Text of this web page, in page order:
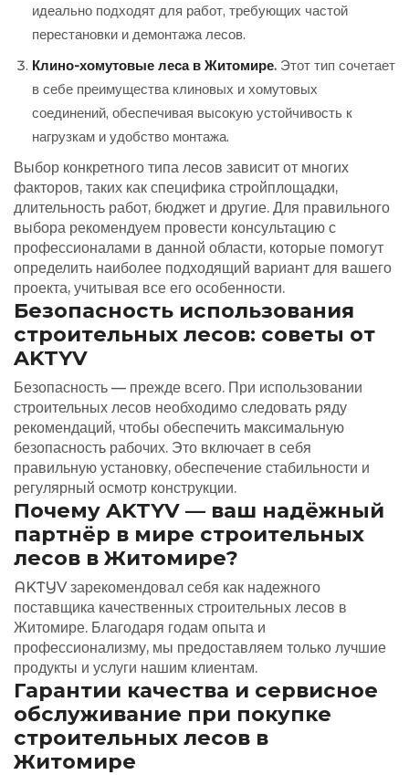
идеально подходят для работ, требующих частой
перестановки и демонтажа лесов.
Клино-хомутовые леса в Житомире. Этот тип сочетает
в себе преимущества клиновых и хомутовых
соединений, обеспечивая высокую устойчивость к
нагрузкам и удобство монтажа.
Выбор конкретного типа лесов зависит от многих
факторов, таких как специфика стройплощадки,
длительность работ, бюджет и другие. Для правильного
выбора рекомендуем провести консультацию с
профессионалами в данной области, которые помогут
определить наиболее подходящий вариант для вашего
проекта, учитывая все его особенности.
Безопасность использования
строительных лесов: советы от
AKTYV
Безопасность — прежде всего. При использовании
строительных лесов необходимо следовать ряду
рекомендаций, чтобы обеспечить максимальную
безопасность рабочих. Это включает в себя
правильную установку, обеспечение стабильности и
регулярный осмотр конструкции.
Почему AKTYV — ваш надёжный
партнёр в мире строительных
лесов в Житомире?
AKTYV зарекомендовал себя как надежного
поставщика качественных строительных лесов в
Житомире. Благодаря годам опыта и
профессионализму, мы предоставляем только лучшие
продукты и услуги нашим клиентам.
Гарантии качества и сервисное
обслуживание при покупке
строительных лесов в
Житомире